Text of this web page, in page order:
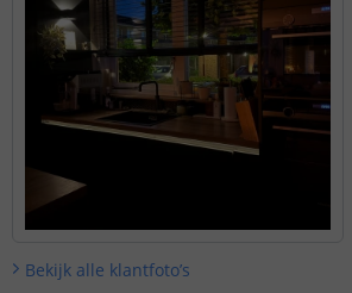
Bekijk alle klantfoto’s